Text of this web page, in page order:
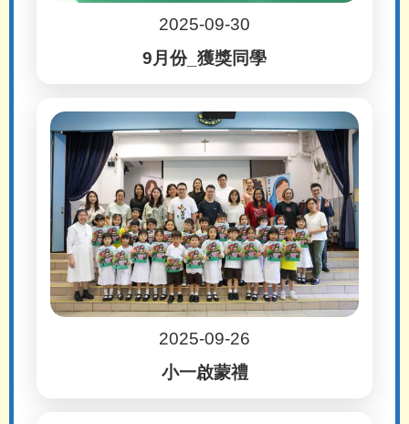
2025-09-30
9月份_獲獎同學
2025-09-26
小一啟蒙禮